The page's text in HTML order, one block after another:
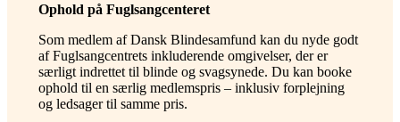
Ophold på Fuglsangcenteret
Som medlem af Dansk Blindesamfund kan du nyde godt
af Fuglsangcentrets inkluderende omgivelser, der er
særligt indrettet til blinde og svagsynede. Du kan booke
ophold til en særlig medlemspris – inklusiv forplejning
og ledsager til samme pris.